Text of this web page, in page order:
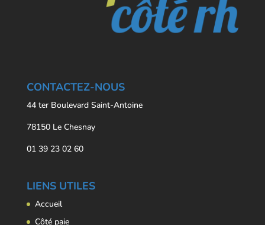
CONTACTEZ-NOUS
44 ter Boulevard Saint-Antoine
78150 Le Chesnay
01 39 23 02 60
LIENS UTILES
Accueil
Côté paie